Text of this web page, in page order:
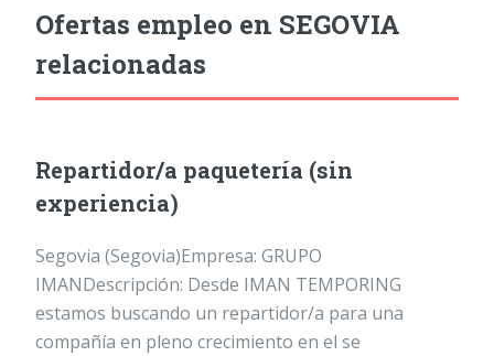
Ofertas empleo en SEGOVIA
relacionadas
Repartidor/a paquetería (sin
experiencia)
Segovia (Segovia)Empresa: GRUPO
IMANDescripción: Desde IMAN TEMPORING
estamos buscando un repartidor/a para una
compañía en pleno crecimiento en el se